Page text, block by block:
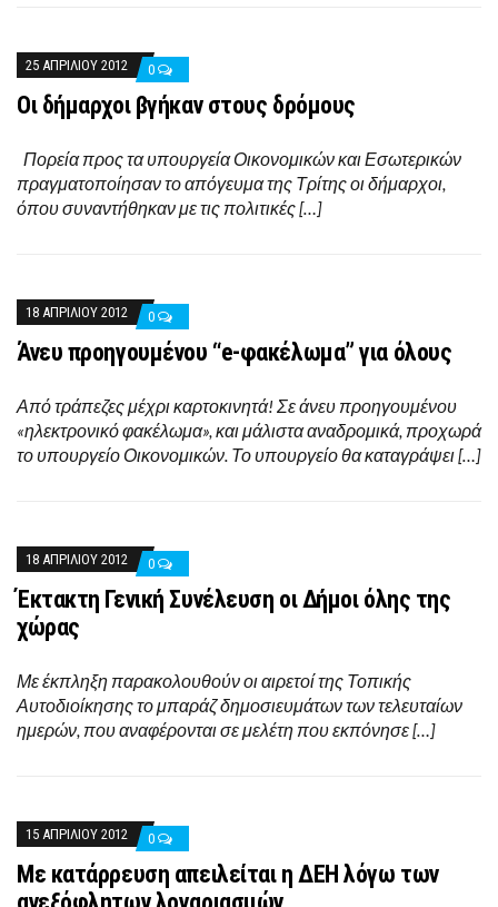
25 ΑΠΡΙΛΊΟΥ 2012 0
Οι δήμαρχοι βγήκαν στους δρόμους
Πορεία προς τα υπουργεία Οικονομικών και Εσωτερικών
πραγματοποίησαν το απόγευμα της Τρίτης οι δήμαρχοι,
όπου συναντήθηκαν με τις πολιτικές […]
18 ΑΠΡΙΛΊΟΥ 2012 0
Άνευ προηγουμένου “e-φακέλωμα” για όλους
Από τράπεζες μέχρι καρτοκινητά! Σε άνευ προηγουμένου
«ηλεκτρονικό φακέλωμα», και μάλιστα αναδρομικά, προχωρά
το υπουργείο Οικονομικών. Το υπουργείο θα καταγράψει […]
18 ΑΠΡΙΛΊΟΥ 2012 0
Έκτακτη Γενική Συνέλευση οι Δήμοι όλης της
χώρας
Με έκπληξη παρακολουθούν οι αιρετοί της Τοπικής
Αυτοδιοίκησης το μπαράζ δημοσιευμάτων των τελευταίων
ημερών, που αναφέρονται σε μελέτη που εκπόνησε […]
15 ΑΠΡΙΛΊΟΥ 2012 0
Με κατάρρευση απειλείται η ΔΕΗ λόγω των